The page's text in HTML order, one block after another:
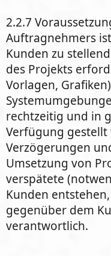
2.2.7
Auftragnehmers
Kunden zu
des Projekts
Vorlagen,
rechtzeitig und in
Verfügung gestellt
Verzögerungen
Umsetzung von
verspätete
Kunden
gegenüber dem
verantwortlich.